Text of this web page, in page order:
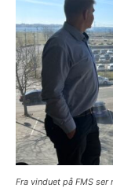
Fra vinduet på FMS